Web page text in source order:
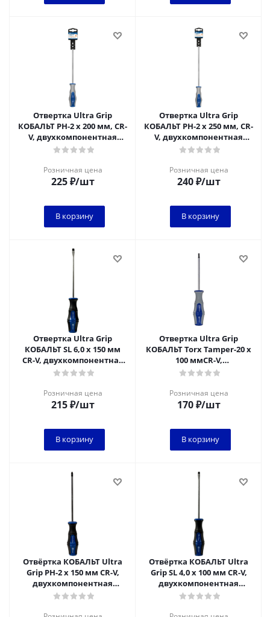
Отвертка Ultra Grip
КОБАЛЬТ PH-2 х 200 мм, CR-
V, двухкомпонентная
рукоятка, подвес (920-384)
Розничная цена
225₽/шт
В корзину
Отвертка Ultra Grip
КОБАЛЬТ PH-2 х 250 мм, CR-
V, двухкомпонентная
рукоятка, подвес (920-391)
Розничная цена
240₽/шт
В корзину
Отвертка Ultra Grip
КОБАЛЬТ SL 6,0 х 150 мм
CR-V, двухкомпонентная
рукоятка (1 шт.) подвес
Розничная цена
215₽/шт
В корзину
Отвертка Ultra Grip
КОБАЛЬТ Torx Tamper-20 х
100 ммCR-V,
двухкомпонентная
Розничная цена
170₽/шт
В корзину
Отвёртка КОБАЛЬТ Ultra
Grip PH-2 х 150 мм CR-V,
двухкомпонентная
рукоятка (1 шт.) подвес
Отвёртка КОБАЛЬТ Ultra
Grip SL 4,0 х 100 мм CR-V,
двухкомпонентная
рукоятка (1 шт.) подвес